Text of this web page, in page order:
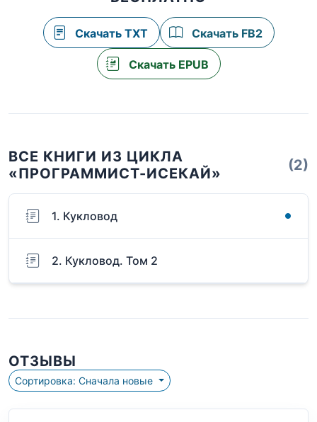
Скачать TXT Скачать FB2
Скачать EPUB
ВСЕ КНИГИ ИЗ ЦИКЛА
«ПРОГРАММИСТ-ИСЕКАЙ»
(2)
1. Кукловод
2. Кукловод. Том 2
ОТЗЫВЫ
Сортировка: Сначала новые